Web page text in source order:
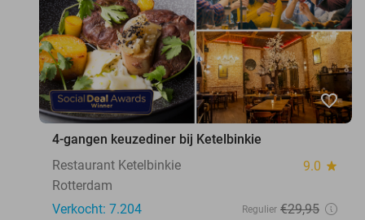
favorite_border
4-gangen keuzediner bij Ketelbinkie
Restaurant Ketelbinkie
9.0 star
Rotterdam
Verkocht: 7.204
Regulier €29,95